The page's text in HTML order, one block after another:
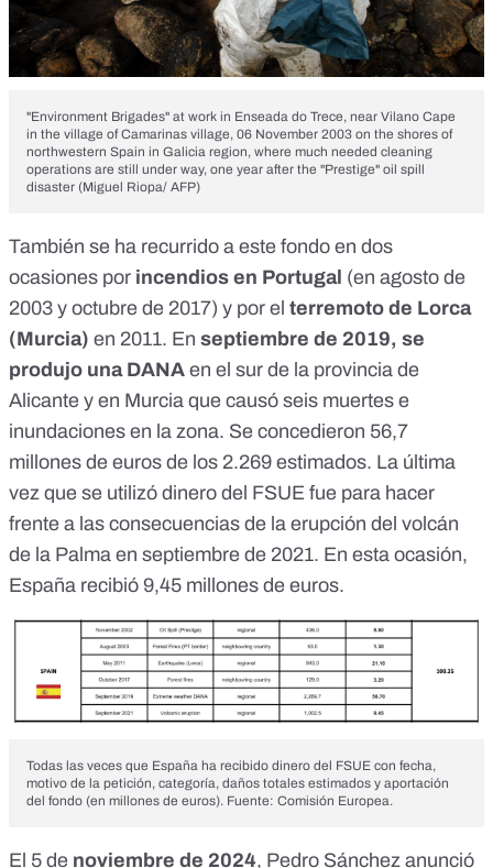
"Environment Brigades" at work in Enseada do Trece, near Vilano Cape
in the village of Camarinas village, 06 November 2003 on the shores of
northwestern Spain in Galicia region, where much needed cleaning
operations are still under way, one year after the "Prestige" oil spill
disaster (Miguel Riopa/ AFP)
También se ha recurrido a este fondo en dos
ocasiones por incendios en Portugal (en agosto de
2003 y octubre de 2017) y por el terremoto de Lorca
(Murcia) en 2011. En septiembre de 2019, se
produjo una DANA en el sur de la provincia de
Alicante y en Murcia que causó seis muertes e
inundaciones en la zona. Se concedieron 56,7
millones de euros de los 2.269 estimados. La última
vez que se utilizó dinero del FSUE fue para hacer
frente a las consecuencias de la erupción del volcán
de la Palma en septiembre de 2021. En esta ocasión,
España recibió 9,45 millones de euros.
Todas las veces que España ha recibido dinero del FSUE con fecha,
motivo de la petición, categoría, daños totales estimados y aportación
del fondo (en millones de euros). Fuente: Comisión Europea.
El 5 de noviembre de 2024, Pedro Sánchez anunció